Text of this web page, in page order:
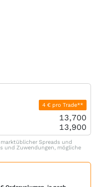
4 € pro Trade**
13,700
13,900
Spreads und
und Zuwendungen, mögliche